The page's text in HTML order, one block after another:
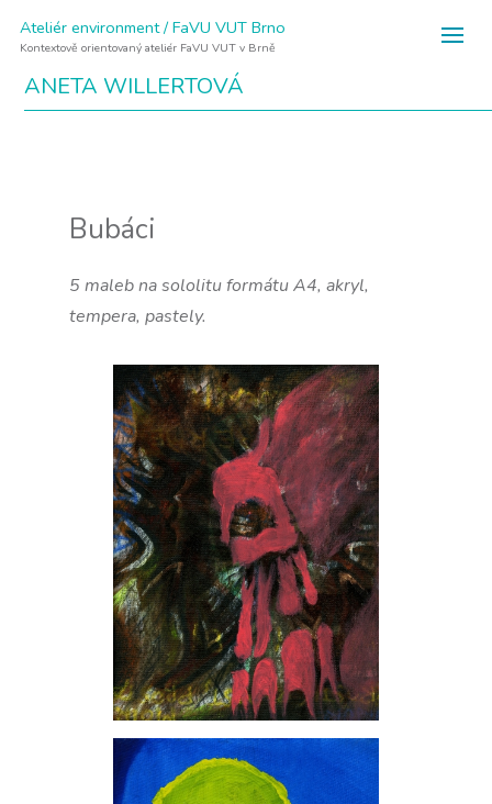
Ateliér environment / FaVU VUT Brno
Kontextově orientovaný ateliér FaVU VUT v Brně
ANETA WILLERTOVÁ
Bubáci
5 maleb na sololitu formátu A4, akryl,
tempera, pastely.